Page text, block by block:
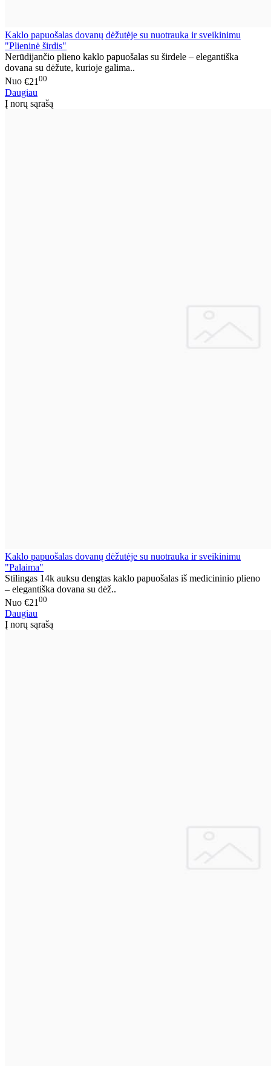
Kaklo papuošalas dovanų dėžutėje su nuotrauka ir sveikinimu
"Plieninė širdis"
Nerūdijančio plieno kaklo papuošalas su širdele – elegantiška
dovana su dėžute, kurioje galima..
Nuo €21 00
Daugiau
Į norų sąrašą
Kaklo papuošalas dovanų dėžutėje su nuotrauka ir sveikinimu
"Palaima"
Stilingas 14k auksu dengtas kaklo papuošalas iš medicininio plieno
– elegantiška dovana su dėž..
Nuo €21 00
Daugiau
Į norų sąrašą